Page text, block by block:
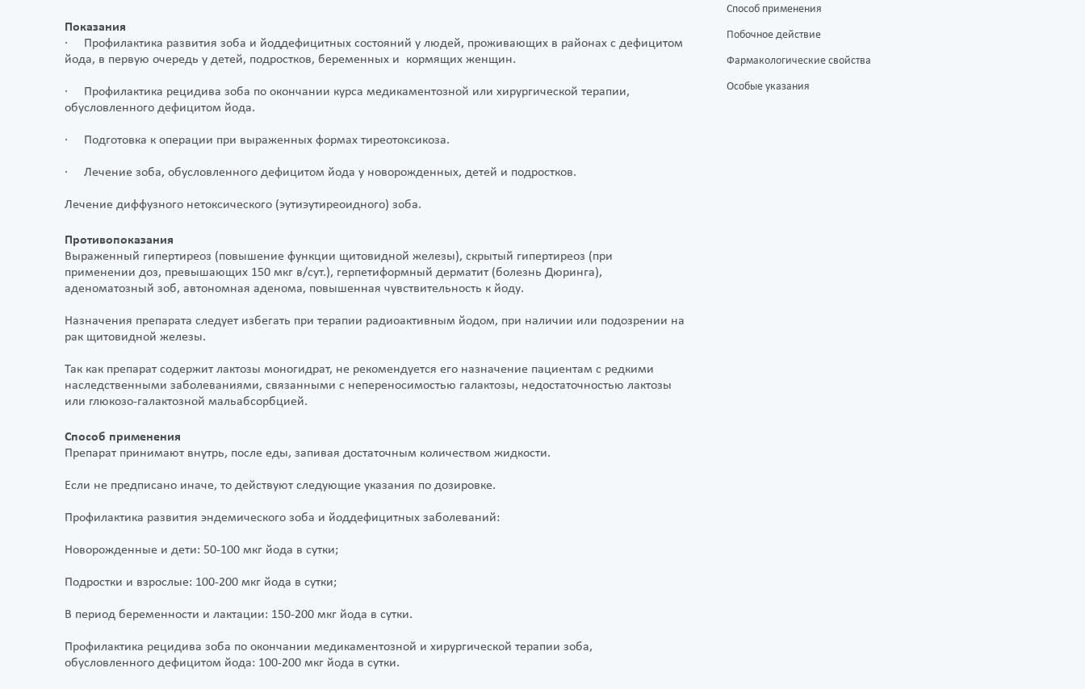
Показания
· Профилактика развития зоба и йоддефицитных состояний у людей, проживающих в районах с дефицитом
йода, в первую очередь у детей, подростков, беременных и кормящих женщин.
· Профилактика рецидива зоба по окончании курса медикаментозной или хирургической терапии,
обусловленного дефицитом йода.
· Подготовка к операции при выраженных формах тиреотоксикоза.
· Лечение зоба, обусловленного дефицитом йода у новорожденных, детей и подростков.
Лечение диффузного нетоксического (эутиэутиреоидного) зоба.
Противопоказания
Выраженный гипертиреоз (повышение функции щитовидной железы), скрытый гипертиреоз (при
применении доз, превышающих 150 мкг в/сут.), герпетиформный дерматит (болезнь Дюринга),
аденоматозный зоб, автономная аденома, повышенная чувствительность к йоду.
Назначения препарата следует избегать при терапии радиоактивным йодом, при наличии или подозрении на
рак щитовидной железы.
Так как препарат содержит лактозы моногидрат, не рекомендуется его назначение пациентам с редкими
наследственными заболеваниями, связанными с непереносимостью галактозы, недостаточностью лактозы
или глюкозо-галактозной мальабсорбцией.
Способ применения
Препарат принимают внутрь, после еды, запивая достаточным количеством жидкости.
Если не предписано иначе, то действуют следующие указания по дозировке.
Профилактика развития эндемического зоба и йоддефицитных заболеваний:
Новорожденные и дети: 50-100 мкг йода в сутки;
Подростки и взрослые: 100-200 мкг йода в сутки;
В период беременности и лактации: 150-200 мкг йода в сутки.
Профилактика рецидива зоба по окончании медикаментозной и хирургической терапии зоба,
обусловленного дефицитом йода: 100-200 мкг йода в сутки.
Способ применения
Побочное действие
Фармакологические свойства
Особые указания